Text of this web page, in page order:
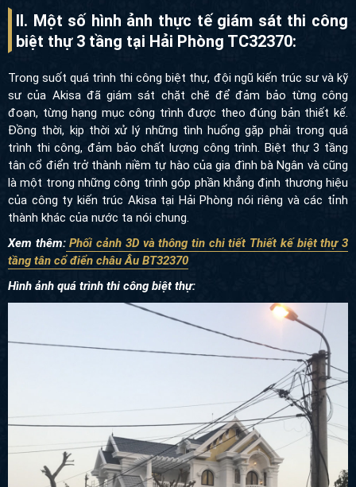
II. Một số hình ảnh thực tế giám sát thi công
biệt thự 3 tầng tại Hải Phòng TC32370:
Trong suốt quá trình thi công biệt thự, đội ngũ kiến trúc sư và kỹ
sư của Akisa đã giám sát chặt chẽ để đảm bảo từng công
đoạn, từng hạng mục công trình được theo đúng bản thiết kế.
Đồng thời, kịp thời xử lý những tình huống gặp phải trong quá
trình thi công, đảm bảo chất lượng công trình. Biệt thự 3 tầng
tân cổ điển trở thành niềm tự hào của gia đình bà Ngân và cũng
là một trong những công trình góp phần khẳng định thương hiệu
của công ty kiến trúc Akisa tại Hải Phòng nói riêng và các tỉnh
thành khác của nước ta nói chung.
Xem thêm:Phối cảnh 3D và thông tin chi tiết Thiết kế biệt thự 3
tầng tân cổ điển châu Âu BT32370
Hình ảnh quá trình thi công biệt thự: